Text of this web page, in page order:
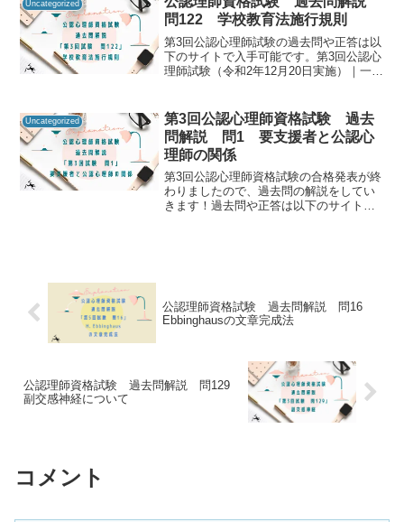
がある『注意』に関して、『...
Uncategorized
問122 学校教育法施行規則
第3回公認心理師試験の過去問や正答は以
下のサイトで入手可能です。第3回公認心
理師試験（令和2年12月20日実施）｜一般
ることで「自分に必要な知識は何か」を
知るための手が...
Uncategorized
第3回公認心理師資格試験 過去
問解説 問1 要支援者と公認心
理師の関係
第3回公認心理師資格試験の合格発表が終
わりましたので、過去問の解説をしてい
きます！過去問や正答は以下のサイトで
公認理師資格試験 過去問解説 問16
Ebbinghausの文章完成法
公認理師資格試験 過去問解説 問129
副交感神経について
コメント